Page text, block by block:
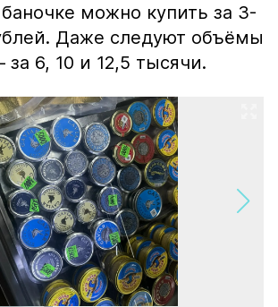
можно купить за 3-
Даже следуют объёмы
6, 10 и 12,5 тысячи.